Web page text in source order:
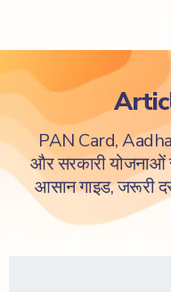
PAN Card,
और सरकारी
आसान गाइड, जरूरी